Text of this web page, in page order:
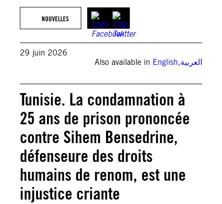
NOUVELLES
29 juin 2026
Also available in English,العربية
Tunisie. La condamnation à
25 ans de prison prononcée
contre Sihem Bensedrine,
défenseure des droits
humains de renom, est une
injustice criante